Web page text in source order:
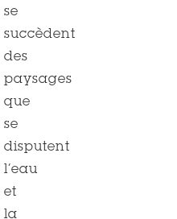
se
succèdent
des
paysages
que
se
disputent
l’eau
et
la